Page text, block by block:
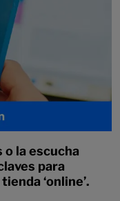
la escucha
para
‘online’.